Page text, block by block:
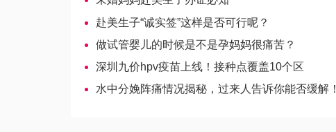
赴美生子“诚实签”这样是否可行呢？
做试管婴儿的时候是不是孕妈妈很痛苦？
深圳九价hpv疫苗上线！接种点覆盖10个区
水中分娩阵痛情况揭秘，过来人告诉你能否缓解！